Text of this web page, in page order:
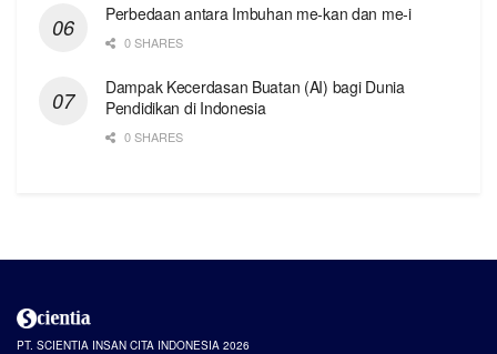
Perbedaan antara Imbuhan me-kan dan me-i
0 SHARES
Dampak Kecerdasan Buatan (AI) bagi Dunia
Pendidikan di Indonesia
0 SHARES
PT. SCIENTIA INSAN CITA INDONESIA 2026